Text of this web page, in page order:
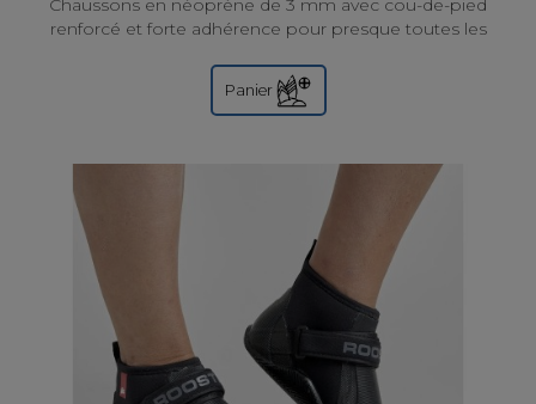
Chaussons en néoprène de 3 mm avec cou-de-pied
renforcé et forte adhérence pour presque toutes les
Panier